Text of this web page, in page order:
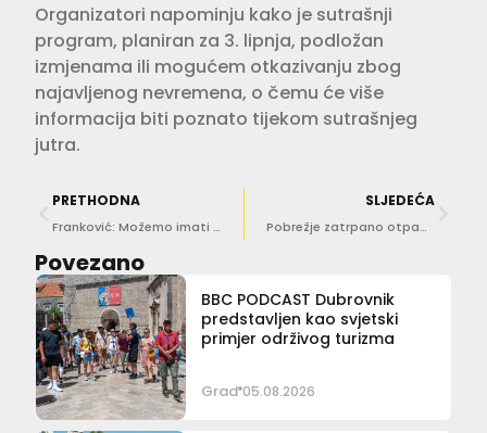
Organizatori napominju kako je sutrašnji
program, planiran za 3. lipnja, podložan
izmjenama ili mogućem otkazivanju zbog
najavljenog nevremena, o čemu će više
informacija biti poznato tijekom sutrašnjeg
jutra.
PRETHODNA
Franković: Možemo imati različita stajališta, ali ovolika količina agresije i uvreda…
SLJEDEĆA
Pobrežje zatrpano otpadom, građani upozoravaju na problem divljeg odlaganja
Povezano
BBC PODCAST Dubrovnik
predstavljen kao svjetski
primjer održivog turizma
Grad 05.08.2026